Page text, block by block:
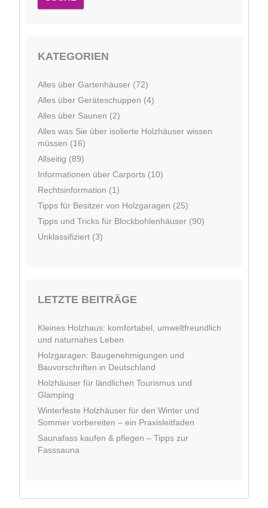
KATEGORIEN
Alles über Gartenhäuser (72)
Alles über Geräteschuppen (4)
Alles über Saunen (2)
Alles was Sie über isolierte Holzhäuser wissen
müssen (16)
Allseitig (89)
Informationen über Carports (10)
Rechtsinformation (1)
Tipps für Besitzer von Holzgaragen (25)
Tipps und Tricks für Blockbohlenhäuser (90)
Unklassifiziert (3)
LETZTE BEITRÄGE
Kleines Holzhaus: komfortabel, umweltfreundlich
und naturnahes Leben
Holzgaragen: Baugenehmigungen und
Bauvorschriften in Deutschland
Holzhäuser für ländlichen Tourismus und
Glamping
Winterfeste Holzhäuser für den Winter und
Sommer vorbereiten – ein Praxisleitfaden
Saunafass kaufen & pflegen – Tipps zur
Fasssauna